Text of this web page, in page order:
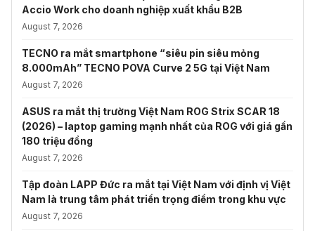
Accio Work cho doanh nghiệp xuất khẩu B2B
August 7, 2026
TECNO ra mắt smartphone “siêu pin siêu mỏng
8.000mAh” TECNO POVA Curve 2 5G tại Việt Nam
August 7, 2026
ASUS ra mắt thị trường Việt Nam ROG Strix SCAR 18
(2026) – laptop gaming mạnh nhất của ROG với giá gần
180 triệu đồng
August 7, 2026
Tập đoàn LAPP Đức ra mắt tại Việt Nam với định vị Việt
Nam là trung tâm phát triển trọng điểm trong khu vực
August 7, 2026